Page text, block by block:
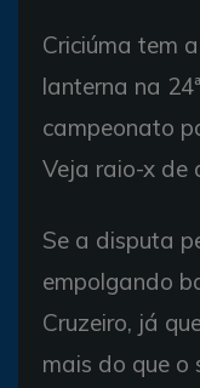
Criciúma tem
lanterna na
campeonato
Veja raio-x de
Se a disputa
empolgando
Cruzeiro, já
mais do que o